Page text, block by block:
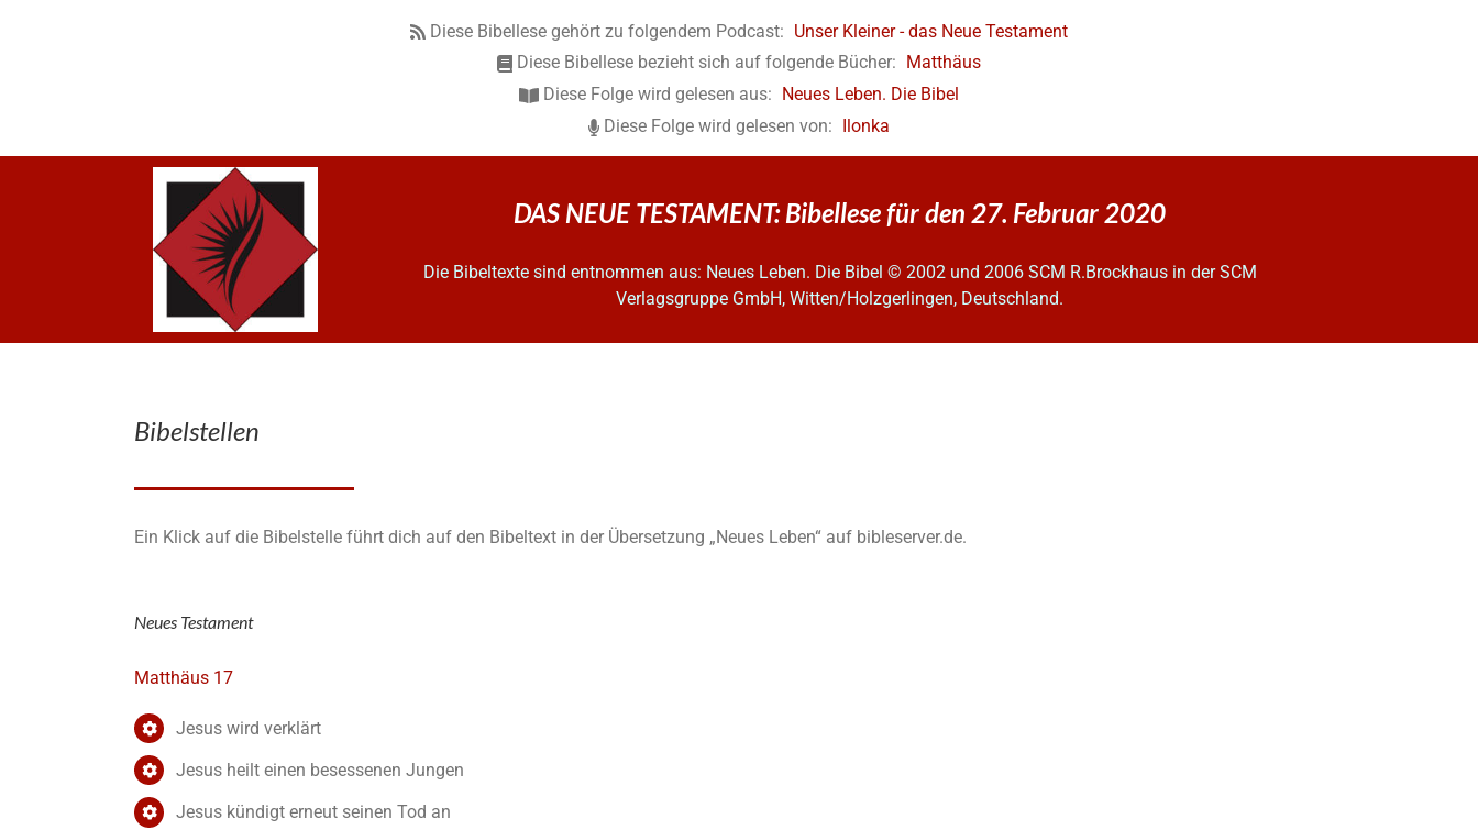
Diese Bibellese gehört zu folgendem Podcast: Unser Kleiner - das Neue Testament
Diese Bibellese bezieht sich auf folgende Bücher:
Matthäus
Diese Folge wird gelesen aus:
Neues Leben. Die Bibel
Diese Folge wird gelesen von: Ilonka
DAS NEUE TESTAMENT: Bibellese für den 27. Februar 2020
Die Bibeltexte sind entnommen aus: Neues Leben. Die Bibel © 2002 und 2006 SCM R.Brockhaus in der SCM
Verlagsgruppe GmbH, Witten/Holzgerlingen, Deutschland.
Bibelstellen
Ein Klick auf die Bibelstelle führt dich auf den Bibeltext in der Übersetzung „Neues Leben“ auf bibleserver.de.
Neues Testament
Matthäus 17
Jesus wird verklärt
Jesus heilt einen besessenen Jungen
Jesus kündigt erneut seinen Tod an